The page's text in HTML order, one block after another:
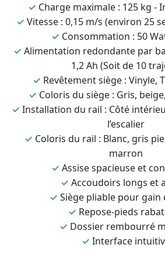
✓ Charge maximale : 125 kg -
✓ Vitesse : 0,15 m/s (environ 25
✓ Consommation : 50
✓ Alimentation redondante par
1,2 Ah (Soit de 10
✓ Revêtement siège : Vinyle,
✓ Coloris du siège : Gris,
✓ Installation du rail : Côté
l’escalier
✓ Coloris du rail : Blanc, gris
marron
✓ Assise spacieuse et
✓ Accoudoirs longs et
✓ Siège pliable pour gain
✓ Repose-pieds
✓ Dossier rembourré
✓ Interface